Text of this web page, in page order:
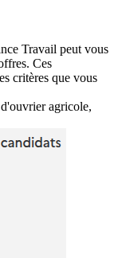
Travail peut vous
Ces
critères que vous
agricole,